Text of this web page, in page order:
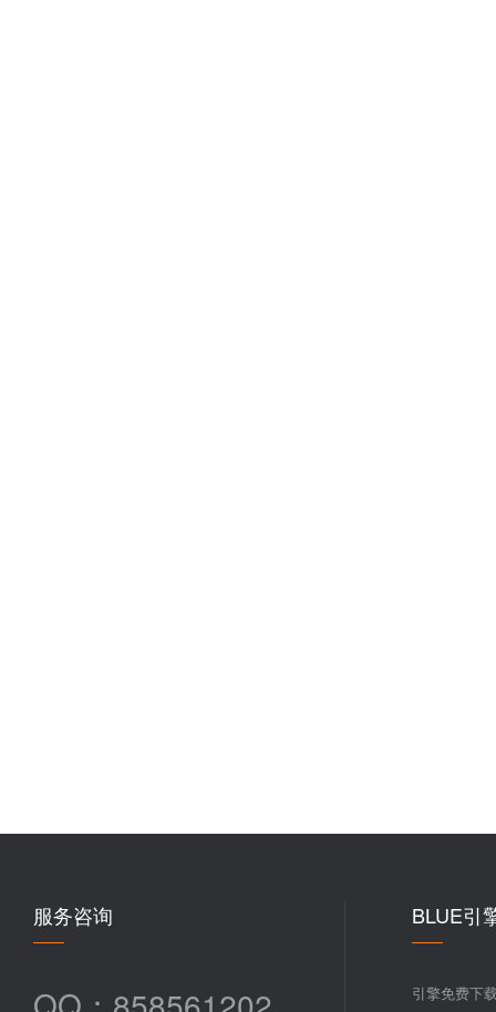
服务咨询 BLUE引
引擎免费下